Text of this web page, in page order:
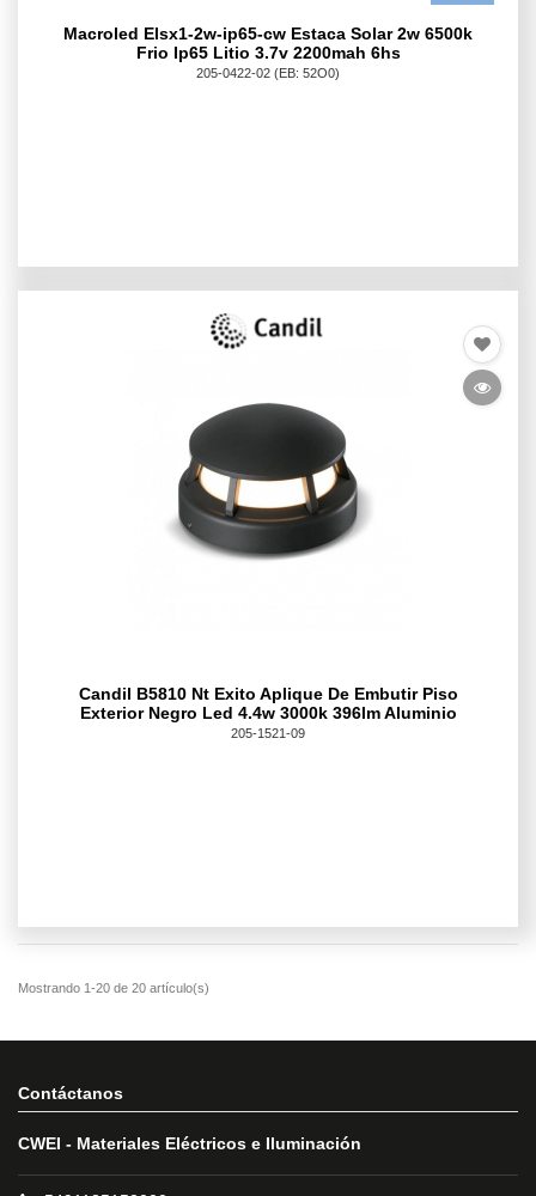
Macroled Elsx1-2w-ip65-cw Estaca Solar 2w 6500k
Frio Ip65 Litio 3.7v 2200mah 6hs
205-0422-02 (EB: 52O0)
Candil B5810 Nt Exito Aplique De Embutir Piso
Exterior Negro Led 4.4w 3000k 396lm Aluminio
205-1521-09
Contáctanos
CWEI - Materiales Eléctricos e Iluminación